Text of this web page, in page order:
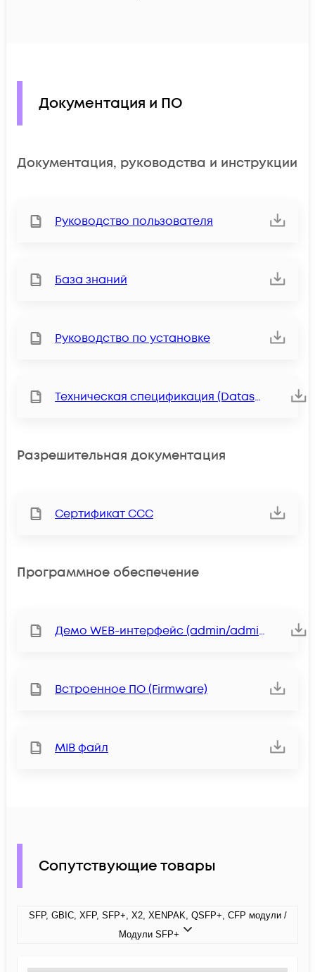
Документация и ПО
Документация, руководства и инструкции
Руководство пользователя
База знаний
Руководство по установке
Техническая спецификация (Datasheet)
Разрешительная документация
Сертификат ССС
Программное обеспечение
Демо WEB-интерфейс (admin/admin)
Встроенное ПО (Firmware)
MIB файл
Сопутствующие товары
SFP, GBIC, XFP, SFP+, X2, XENPAK, QSFP+, CFP модули /
Модули SFP+